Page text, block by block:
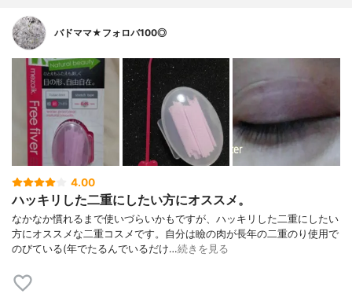
バドママ★フォロバ100◎
4.00
ハッキリした二重にしたい方にオススメ。
なかなか慣れるまで使いづらいかもですが、ハッキリした二重にしたい
方にオススメな二重コスメです。自分は瞼の肉が長年の二重のり使用で
のびている(年でたるんでいるだけ…続きを見る